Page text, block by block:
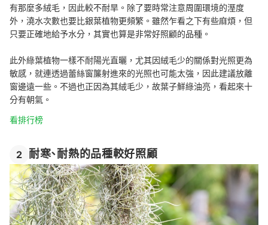
有那麼多絨毛，因此較不耐旱。除了要時常注意周圍環境的溼度
外，澆水次數也要比銀葉植物更頻繁。雖然乍看之下有些麻煩，但
只要正確地給予水分，其實也算是非常好照顧的品種。
此外綠葉植物一樣不耐陽光直曬，尤其因絨毛少的關係對光照更為
敏感，就連透過蕾絲窗簾射進來的光照也可能太強，因此建議放離
窗邊遠一些。不過也正因為其絨毛少，故葉子鮮綠油亮，看起來十
分有朝氣。
看排行榜
2 耐寒、耐熱的品種較好照顧